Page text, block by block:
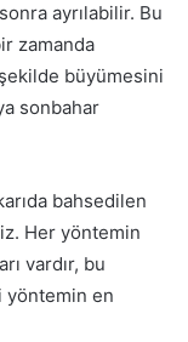
ayrılabilir. Bu
zamanda
büyümesini
sonbahar
bahsedilen
Her yöntemin
vardır, bu
yöntemin en